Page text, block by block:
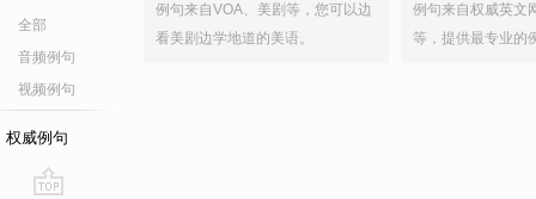
全部
音频例句
视频例句
权威例句
例句来自VOA、美剧等，您可以边
看美剧边学地道的美语。
例句来自权威英文
等，提供最专业的